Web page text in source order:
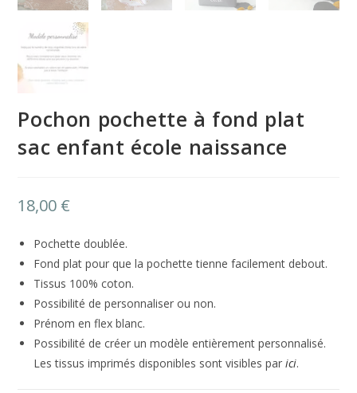
Pochon pochette à fond plat
sac enfant école naissance
18,00 €
Pochette doublée.
Fond plat pour que la pochette tienne facilement debout.
Tissus 100% coton.
Possibilité de personnaliser ou non.
Prénom en flex blanc.
Possibilité de créer un modèle entièrement personnalisé.
Les tissus imprimés disponibles sont visibles parici.